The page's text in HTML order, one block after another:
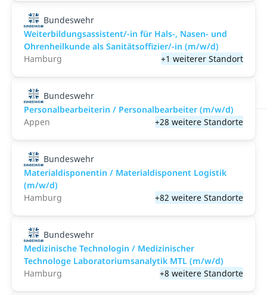
Bundeswehr
Weiterbildungsassistent/-in für Hals-, Nasen- und
Ohrenheilkunde als Sanitätsoffizier/-in (m/w/d)
Hamburg
+1 weiterer Standort
Bundeswehr
Personalbearbeiterin / Personalbearbeiter (m/w/d)
Appen
+28 weitere Standorte
Bundeswehr
Materialdisponentin / Materialdisponent Logistik
(m/w/d)
Hamburg
+82 weitere Standorte
Bundeswehr
Medizinische Technologin / Medizinischer
Technologe Laboratoriumsanalytik MTL (m/w/d)
Hamburg
+8 weitere Standorte